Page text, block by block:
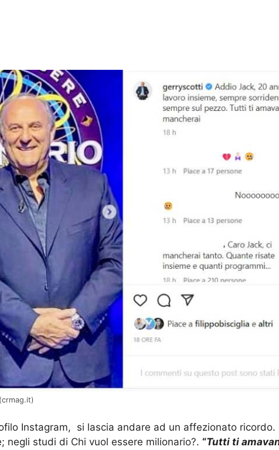
Instagram, si lascia andare ad un affezionato ricordo.
negli studi di Chi vuol essere milionario?. “Tutti ti